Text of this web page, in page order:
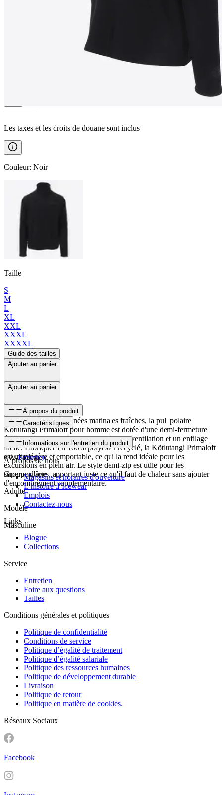
Polaire Kötlutangi
Primaloft légère
————
Les taxes et les droits de douane sont inclus
Couleur: Noir
Taille
S
M
L
XL
XXL
XXXL
XXXXL
Guide des tailles
Ajouter au panier
Ajouter au panier
À propos du produit
Idéale pour les randonnées matinales fraîches, la pull polaire
Kötlutangi Primaloft pour homme est dotée d'une demi-fermeture
éclair polyvalente qui permet une bonne ventilation et un enfilage
facile. Fabriquée en 100% polyester recyclé, la Kötlutangi Primaloft
est ultralégère et emportable, ce qui la rend idéale pour les
excursions en plein air. Le style demi-zip est utile pour les
superpositions, apportant juste ce qu'il faut de chaleur sans ajouter
d'encombrement supplémentaire.
Caractéristiques
SKU
FW-2450
Groupe d'âge
Adulte
Modèle
Masculine
Informations sur l'entretien du produit
Entretien
À propos de nous
Magasins et horaires d'ouverture
L’histoire d’Icewear
Emplois
Contactez-nous
Links
Blogue
Collections
Service
Entretien
Foire aux questions
Tailles
Conditions générales et politiques
Politique de confidentialité
Conditions de service
Politique d’égalité de traitement
Politique d’égalité salariale
Politique des ressources humaines
Politique de développement durable
Livraison
Politique de retour
Politique en matière de cookies.
Réseaux Sociaux
Facebook